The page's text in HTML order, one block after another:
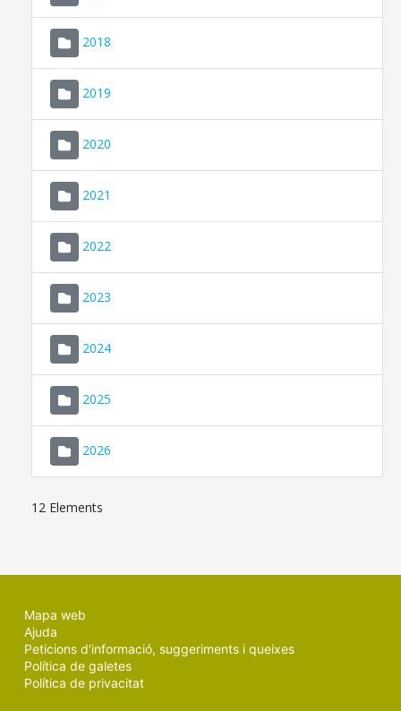
2018
2019
2020
2021
2022
2023
2024
2025
2026
12 Elements
Mapa web
Ajuda
Peticions d'informació, suggeriments i queixes
Política de galetes
Política de privacitat